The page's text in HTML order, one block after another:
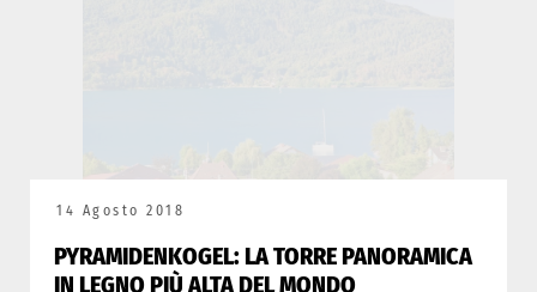
14 Agosto 2018
PYRAMIDENKOGEL: LA TORRE PANORAMICA
IN LEGNO PIÙ ALTA DEL MONDO